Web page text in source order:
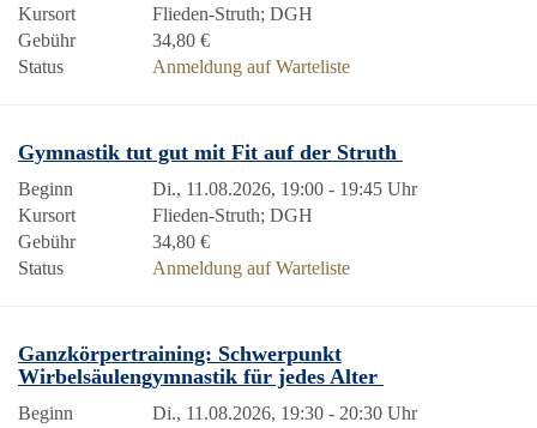
Kursort
Flieden-Struth; DGH
Gebühr
34,80 €
Status
Anmeldung auf Warteliste
Gymnastik tut gut mit Fit auf der Struth
Beginn
Di., 11.08.2026, 19:00 - 19:45 Uhr
Kursort
Flieden-Struth; DGH
Gebühr
34,80 €
Status
Anmeldung auf Warteliste
Ganzkörpertraining: Schwerpunkt
Wirbelsäulengymnastik für jedes Alter
Beginn
Di., 11.08.2026, 19:30 - 20:30 Uhr